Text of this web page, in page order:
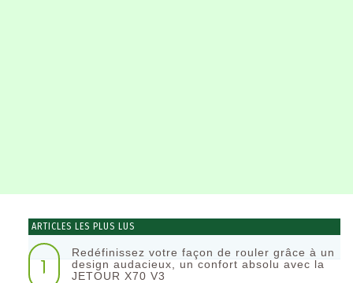
ARTICLES LES PLUS LUS
1
Redéfinissez votre façon de rouler grâce à un
design audacieux, un confort absolu avec la
JETOUR X70 V3